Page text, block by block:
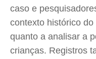
caso e
contexto histórico
quanto a analisar a
crianças. Registros